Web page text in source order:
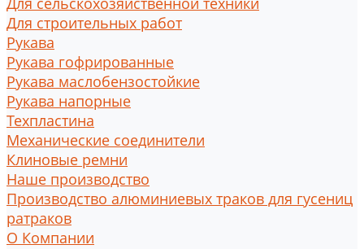
Для строительных работ
Рукава
Рукава гофрированные
Рукава маслобензостойкие
Рукава напорные
Техпластина
Механические соединители
Клиновые ремни
Наше производство
Производство алюминиевых траков для гусениц
ратраков
О Компании